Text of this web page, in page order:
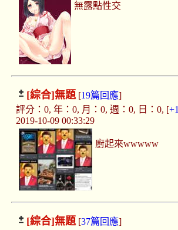
無露點性交
[綜合]無題[19篇回應]
評分：0, 年：0, 月：0, 週：0, 日：0, [+1
2019-10-09 00:33:29
廚起來wwwww
[綜合]無題[37篇回應]